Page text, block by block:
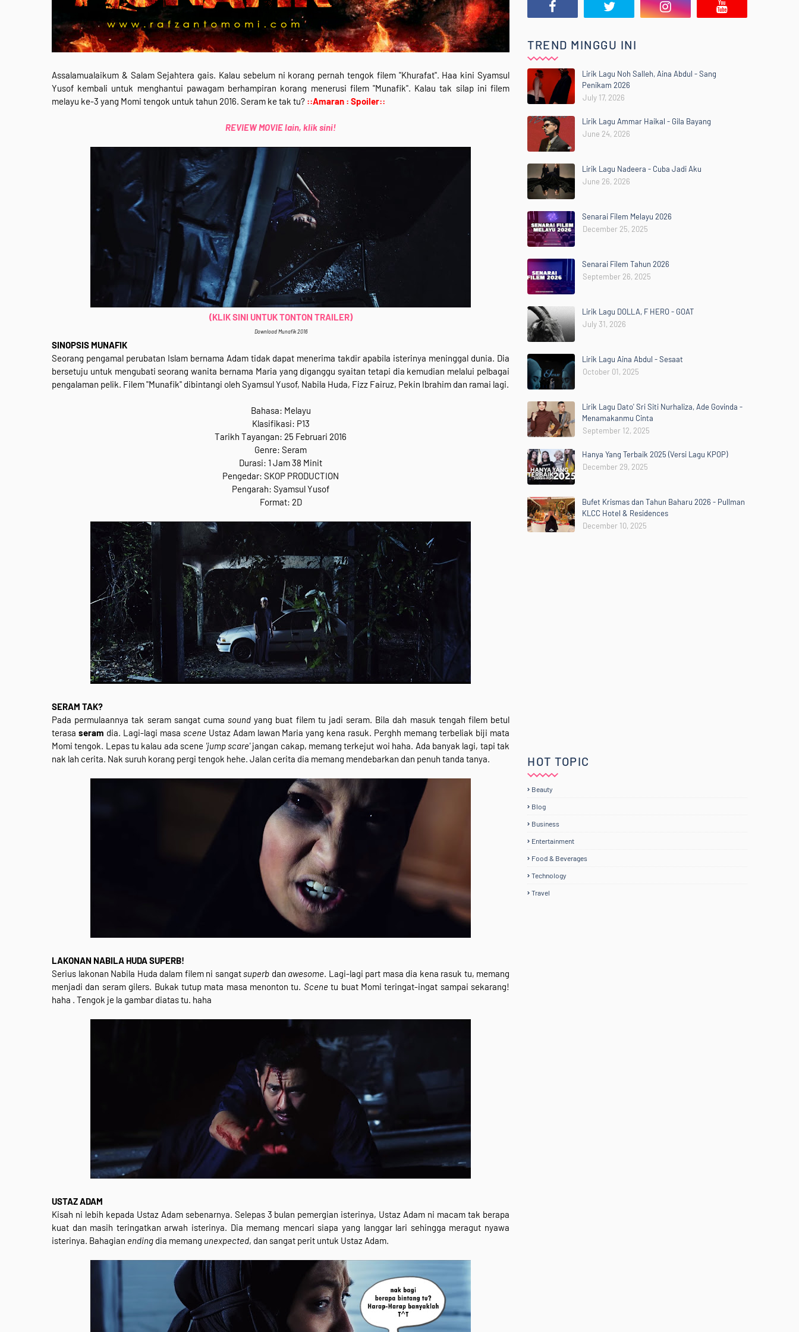
Assalamualaikum & Salam Sejahtera gais. Kalau sebelum ni korang pernah tengok filem "Khurafat". Haa kini Syamsul
Yusof kembali untuk menghantui pawagam berhampiran korang menerusi filem "Munafik". Kalau tak silap ini filem
melayu ke-3 yang Momi tengok untuk tahun 2016. Seram ke tak tu? ::Amaran : Spoiler::
REVIEW MOVIE lain, klik sini!
(KLIK SINI UNTUK TONTON TRAILER)
Download Munafik 2016
SINOPSIS MUNAFIK
Seorang pengamal perubatan Islam bernama Adam tidak dapat menerima takdir apabila isterinya meninggal dunia. Dia
bersetuju untuk mengubati seorang wanita bernama Maria yang diganggu syaitan tetapi dia kemudian melalui pelbagai
pengalaman pelik. Filem "Munafik" dibintangi oleh Syamsul Yusof, Nabila Huda, Fizz Fairuz, Pekin Ibrahim dan ramai lagi.
Bahasa: Melayu
Klasifikasi: P13
Tarikh Tayangan: 25 Februari 2016
Genre: Seram
Durasi: 1 Jam 38 Minit
Pengedar: SKOP PRODUCTION
Pengarah: Syamsul Yusof
Format: 2D
SERAM TAK?
Pada permulaannya tak seram sangat cuma sound yang buat filem tu jadi seram. Bila dah masuk tengah filem betul
terasa seram dia. Lagi-lagi masa sceneUstaz Adam lawan Maria yang kena rasuk. Perghh memang terbeliak biji mata
Momi tengok. Lepas tu kalau ada scene 'jump scare'jangan cakap, memang terkejut woi haha. Ada banyak lagi, tapi tak
nak lah cerita. Nak suruh korang pergi tengok hehe. Jalan cerita dia memang mendebarkan dan penuh tanda tanya.
LAKONAN NABILA HUDA SUPERB!
Serius lakonan Nabila Huda dalam filem ni sangatsuperb dan awesome. Lagi-lagi part masa dia kena rasuk tu, memang
menjadi dan seram gilers. Bukak tutup mata masa menonton tu. Scenetu buat Momi teringat-ingat sampai sekarang!
haha . Tengok je la gambar diatas tu. haha
USTAZ ADAM
Kisah ni lebih kepada Ustaz Adam sebenarnya. Selepas 3 bulan pemergian isterinya, Ustaz Adam ni macam tak berapa
kuat dan masih teringatkan arwah isterinya. Dia memang mencari siapa yang langgar lari sehingga meragut nyawa
isterinya. Bahagian ending dia memang unexpected, dan sangat perit untuk Ustaz Adam.
TREND MINGGU INI
Lirik Lagu Noh Salleh, Aina Abdul - Sang
Penikam 2026
July 17, 2026
Lirik Lagu Ammar Haikal - Gila Bayang
June 24, 2026
Lirik Lagu Nadeera - Cuba Jadi Aku
June 26, 2026
Senarai Filem Melayu 2026
December 25, 2025
Senarai Filem Tahun 2026
September 26, 2025
Lirik Lagu DOLLA, F HERO - GOAT
July 31, 2026
Lirik Lagu Aina Abdul - Sesaat
October 01, 2025
Lirik Lagu Dato' Sri Siti Nurhaliza, Ade Govinda -
Menamakanmu Cinta
September 12, 2025
Hanya Yang Terbaik 2025 (Versi Lagu KPOP)
December 29, 2025
Bufet Krismas dan Tahun Baharu 2026 - Pullman
KLCC Hotel & Residences
December 10, 2025
HOT TOPIC
Beauty
Blog
Business
Entertainment
Food & Beverages
Technology
Travel